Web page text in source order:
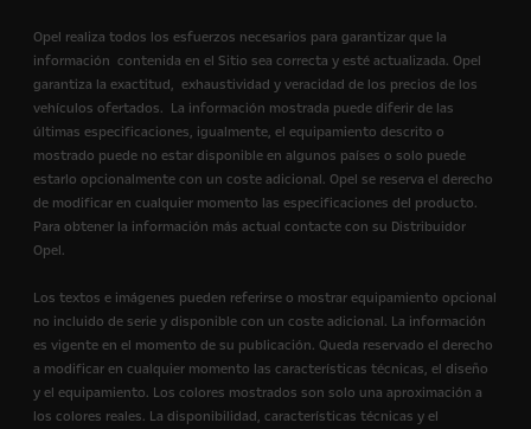
Opel realiza todos los esfuerzos necesarios para garantizar que la
información contenida en el Sitio sea correcta y esté actualizada. Opel
garantiza la exactitud, exhaustividad y veracidad de los precios de los
vehículos ofertados. La información mostrada puede diferir de las
últimas especificaciones, igualmente, el equipamiento descrito o
mostrado puede no estar disponible en algunos países o solo puede
estarlo opcionalmente con un coste adicional. Opel se reserva el derecho
de modificar en cualquier momento las especificaciones del producto.
Para obtener la información más actual contacte con su Distribuidor
Opel.
Los textos e imágenes pueden referirse o mostrar equipamiento opcional
no incluido de serie y disponible con un coste adicional. La información
es vigente en el momento de su publicación. Queda reservado el derecho
a modificar en cualquier momento las características técnicas, el diseño
y el equipamiento. Los colores mostrados son solo una aproximación a
los colores reales. La disponibilidad, características técnicas y el